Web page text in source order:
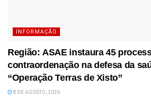
INFORMAÇÃO
Região: ASAE instaura 45
contraordenação na defesa da
“Operação Terras de Xisto”
8 DE AGOSTO, 2026